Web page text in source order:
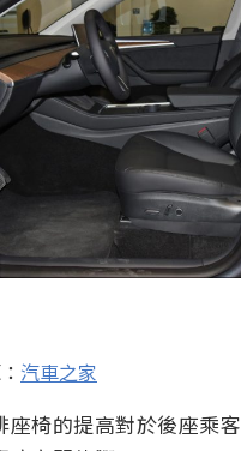
汽車之家
座椅的提高對於後座乘